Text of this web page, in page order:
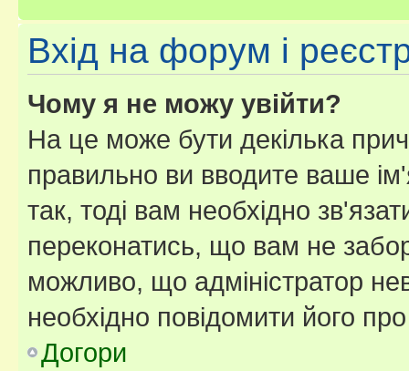
Вхід на форум і
Чому я не можу увійти?
На це може бути декілька
правильно ви вводите ваше
так, тоді вам необхідно
переконатись, що вам не
можливо, що адміністратор
необхідно повідомити його
Догори